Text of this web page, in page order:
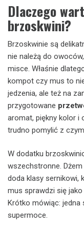
Dlaczego
brzoskwini?
Brzoskwinie są
nie należą do
misce. Właśnie
kompot czy mus to
jedzenia, ale też na
przygotowane
aromat, piękny kolor i
trudno pomylić z
W dodatku
wszechstronne.
doda klasy sernikowi,
mus sprawdzi się
Krótko mówiąc: jedna
supermoce.